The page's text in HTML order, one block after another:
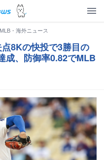
MLB・海外ニュース
点8Kの快投で3勝目の
、防御率0.82でMLB